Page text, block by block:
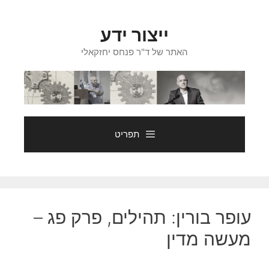
ייצור ידע
האתר של ד"ר פנחס יחזקאלי
תפריט
עופר בורין: תהילים, פרק פג –
מעשה מדין